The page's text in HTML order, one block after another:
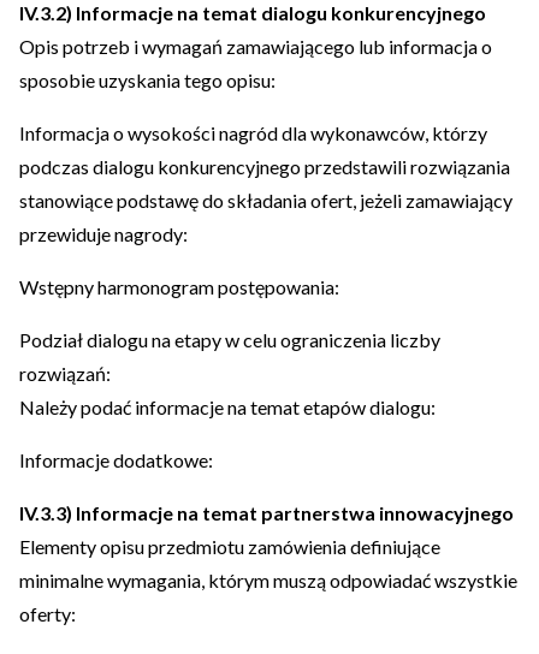
IV.3.2) Informacje na temat dialogu konkurencyjnego
Opis potrzeb i wymagań zamawiającego lub informacja o
sposobie uzyskania tego opisu:
Informacja o wysokości nagród dla wykonawców, którzy
podczas dialogu konkurencyjnego przedstawili rozwiązania
stanowiące podstawę do składania ofert, jeżeli zamawiający
przewiduje nagrody:
Wstępny harmonogram postępowania:
Podział dialogu na etapy w celu ograniczenia liczby
rozwiązań:
Należy podać informacje na temat etapów dialogu:
Informacje dodatkowe:
IV.3.3) Informacje na temat partnerstwa innowacyjnego
Elementy opisu przedmiotu zamówienia definiujące
minimalne wymagania, którym muszą odpowiadać wszystkie
oferty: